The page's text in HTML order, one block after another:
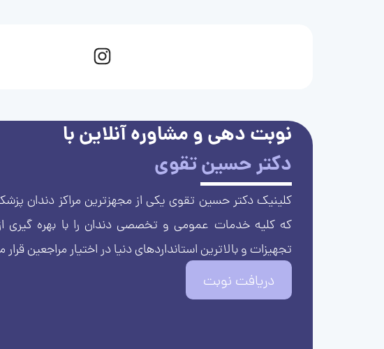
نوبت دهی و مشاوره آنلاین با
دکتر حسین تقوی
کلینیک دکتر حسین تقوی یکی از مجهزترین مراکز دندان
که کلیه خدمات عمومی و تخصصی دندان را با بهره گیری
تجهیزات و بالاترین استانداردهای دنیا در اختیار مراجعین
دریافت نوبت